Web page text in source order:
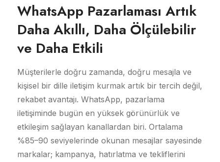
WhatsApp Pazarlaması Artık
Daha Akıllı, Daha Ölçülebilir
ve Daha Etkili
Müşterilerle doğru zamanda, doğru mesajla ve
kişisel bir dille iletişim kurmak artık bir tercih değil,
rekabet avantajı. WhatsApp, pazarlama
iletişiminde bugün en yüksek görünürlük ve
etkileşim sağlayan kanallardan biri. Ortalama
%85–90 seviyelerinde okunan mesajlar sayesinde
markalar; kampanya, hatırlatma ve tekliflerini